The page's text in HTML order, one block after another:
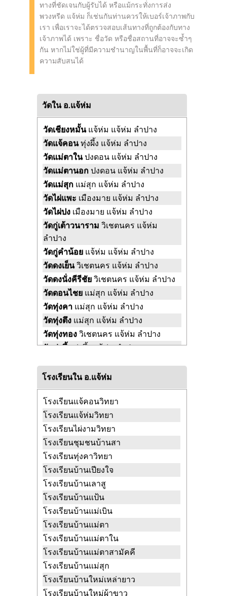
ทางที่ชัดเจนกับผู้รับได้ หรือแม้กระทั่งการส่ง
พวงหรีด แจ้ห่ม ก็เช่นกันท่านควรให้เบอร์เจ้าภาพกับ
เรา เพื่อเราจะได้ตรวจสอบเส้นทางที่ถูกต้องกับทาง
เจ้าภาพได้ เพราะ ชื่อวัด หรือชื่อสถานที่อาจจะซ้ำๆ
กัน หากไม่ใช่ผู้ที่มีความชำนาญในพื้นที่ก็อาจจะเกิด
ความสับสนได้
วัดใน อ.แจ้ห่ม
วัดเชียงหมั้น แจ้ห่ม แจ้ห่ม ลำปาง
วัดแจ้คอนทุ่งผึ้ง แจ้ห่ม ลำปาง
วัดแม่ตาในปงดอน แจ้ห่ม ลำปาง
วัดแม่ตานอกปงดอน แจ้ห่ม ลำปาง
วัดแม่สุก แม่สุก แจ้ห่ม ลำปาง
วัดไผ่แพะ เมืองมาย แจ้ห่ม ลำปาง
วัดไผ่ปง เมืองมาย แจ้ห่ม ลำปาง
วัดกู่เต้าวนารามวิเชตนคร แจ้ห่ม
ลำปาง
วัดกู่คำน้อย แจ้ห่ม แจ้ห่ม ลำปาง
วัดดงเย็นวิเชตนคร แจ้ห่ม ลำปาง
วัดดงนั่งคีรีชัยวิเชตนคร แจ้ห่ม ลำปาง
วัดดอนไชย แม่สุก แจ้ห่ม ลำปาง
วัดทุ่งคา แม่สุก แจ้ห่ม ลำปาง
วัดทุ่งตึง แม่สุก แจ้ห่ม ลำปาง
วัดทุ่งทองวิเชตนคร แจ้ห่ม ลำปาง
วัดทุ่งผึ้งทุ่งผึ้ง แจ้ห่ม ลำปาง
วัดบ้านไฮปงดอน แจ้ห่ม ลำปาง
วัดประตูเหล็กวิเชตนคร แจ้ห่ม ลำปาง
วัดผาแดงหลวงแจ้ห่ม แจ้ห่ม ลำปาง
วัดผ้าขาววิเชตนคร แจ้ห่ม ลำปาง
วัดม่อนเจริญธรรมปงดอน แจ้ห่ม
ลำปาง
วัดศรีดอนมูลทุ่งผึ้ง แจ้ห่ม ลำปาง
วัดศรีหลวงแจ้ห่ม แจ้ห่ม ลำปาง
วัดสาแพะบ้านสา แจ้ห่ม ลำปาง
วัดสาญาณพลาราม
ลำปาง
วัดสามัคคีธรรมบ้านสา แจ้ห่ม ลำปาง
วัดหนองกอกแม่สุก แจ้ห่ม ลำปาง
วัดห้วยแหนแม่สุก แจ้ห่ม ลำปาง
วัดหัวฝายทุ่งผึ้ง แจ้ห่ม ลำปาง
วัดอักโขชัยคีรีวิเชตนคร แจ้ห่ม ลำปาง
โรงเรียนใน อ.แจ้ห่ม
โรงเรียนแจ้คอนวิทยา
โรงเรียนแจ้ห่มวิทยา
โรงเรียนไผ่งามวิทยา
โรงเรียนชุมชนบ้านสา
โรงเรียนทุ่งคาวิทยา
โรงเรียนบ้านเปียงใจ
โรงเรียนบ้านเลาสู
โรงเรียนบ้านแป้น
โรงเรียนบ้านแม่เบิน
โรงเรียนบ้านแม่ตา
โรงเรียนบ้านแม่ตาใน
โรงเรียนบ้านแม่ตาสามัคคี
โรงเรียนบ้านแม่สุก
โรงเรียนบ้านใหม่เหล่ายาว
โรงเรียนบ้านใหม่ผ้าขาว